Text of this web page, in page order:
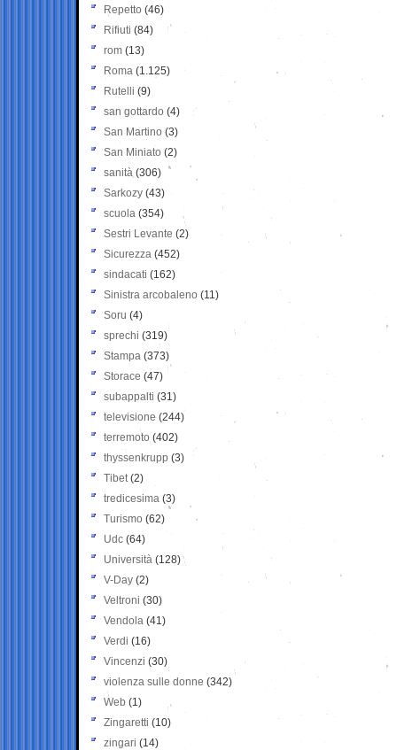
Repetto (46)
Rifiuti (84)
rom (13)
Roma (1.125)
Rutelli (9)
san gottardo (4)
San Martino (3)
San Miniato (2)
sanità (306)
Sarkozy (43)
scuola (354)
Sestri Levante (2)
Sicurezza (452)
sindacati (162)
Sinistra arcobaleno (11)
Soru (4)
sprechi (319)
Stampa (373)
Storace (47)
subappalti (31)
televisione(244)
terremoto (402)
thyssenkrupp (3)
Tibet(2)
tredicesima (3)
Turismo (62)
Udc (64)
Università (128)
V-Day (2)
Veltroni (30)
Vendola (41)
Verdi (16)
Vincenzi (30)
violenza sulle donne (342)
Web (1)
Zingaretti (10)
zingari (14)